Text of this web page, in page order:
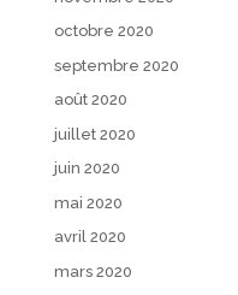
octobre 2020
septembre 2020
août 2020
juillet 2020
juin 2020
mai 2020
avril 2020
mars 2020